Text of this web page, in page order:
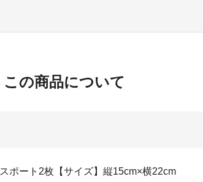
この商品について
ポート2枚【サイズ】縦15cm×横22cm